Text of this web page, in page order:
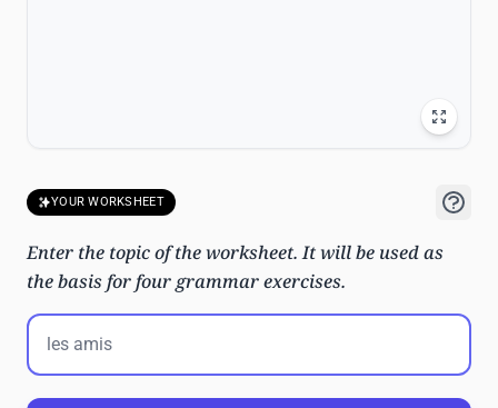
YOUR WORKSHEET
Enter the topic of the worksheet. It will be used as
the basis for four grammar exercises.